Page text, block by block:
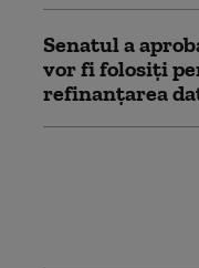
Senatul a
vor fi folosiți
refinanțarea